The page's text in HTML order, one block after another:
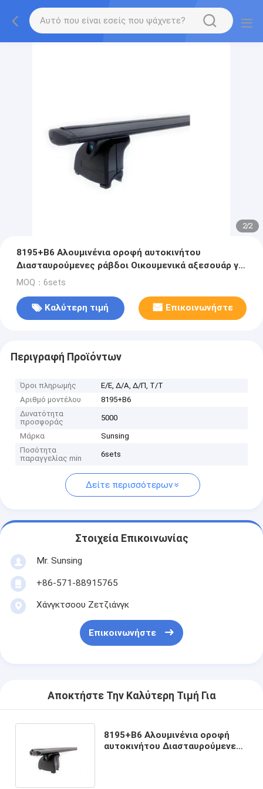
2/2
8195+B6 Αλουμινένια οροφή αυτοκινήτου
Διασταυρούμενες ράβδοι Οικουμενικά αξεσουάρ για
ράλι
MOQ：6sets
Καλύτερη τιμή Επικοινωνήστε
Περιγραφή Προϊόντων
Όροι πληρωμής
Ε/Ε, Δ/Α, Δ/Π, Τ/Τ
Αριθμό μοντέλου
8195+B6
Δυνατότητα
προσφοράς
5000
Μάρκα
Sunsing
Ποσότητα
παραγγελίας min
6sets
Δείτε περισσότερων
Στοιχεία Επικοινωνίας
Mr. Sunsing
+86-571-88915765
Χάνγκτσοου Ζετζιάνγκ
Επικοινωνήστε
Αποκτήστε Την Καλύτερη Τιμή Για
8195+B6 Αλουμινένια οροφή
αυτοκινήτου Διασταυρούμενες